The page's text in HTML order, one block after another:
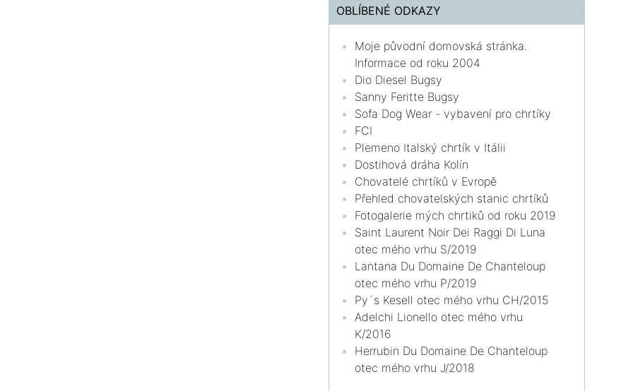
OBLÍBENÉ ODKAZY
Moje původní domovská stránka.
Informace od roku 2004
Dio Diesel Bugsy
Sanny Feritte Bugsy
Sofa Dog Wear - vybavení pro chrtíky
FCI
Plemeno Italský chrtík v Itálii
Dostihová dráha Kolín
Chovatelé chrtíků v Evropě
Přehled chovatelských stanic chrtíků
Fotogalerie mých chrtiků od roku 2019
Saint Laurent Noir Dei Raggi Di Luna
otec mého vrhu S/2019
Lantana Du Domaine De Chanteloup
otec mého vrhu P/2019
Py´s Kesell otec mého vrhu CH/2015
Adelchi Lionello otec mého vrhu
K/2016
Herrubin Du Domaine De Chanteloup
otec mého vrhu J/2018